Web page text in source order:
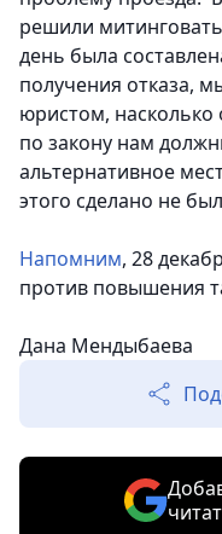
решили
день была
получения отказа,
юристом, насколько
по закону нам
альтернативное
этого сделано не
Напомним, 28
против повышения
Дана Мендыбаева